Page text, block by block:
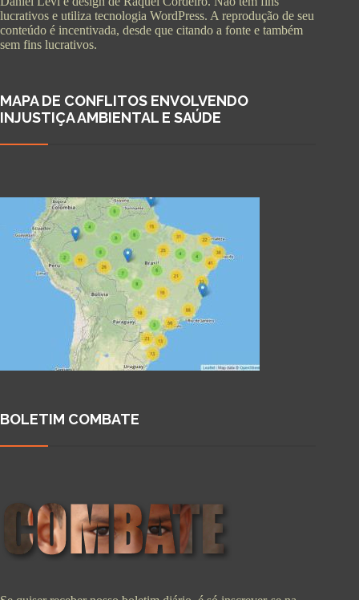
lucrativos e utiliza tecnologia WordPress. A reprodução de seu
conteúdo é incentivada, desde que citando a fonte e também
sem fins lucrativos.
MAPA DE CONFLITOS ENVOLVENDO
INJUSTIÇA AMBIENTAL E SAÚDE
BOLETIM COMBATE